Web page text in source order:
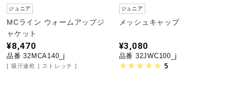
ジュニア
MCライン ウォームアップジ
ャケット
¥8,470
品番 32MCA140_j
吸汗速乾 ストレッチ
ジュニア
メッシュキャップ
¥3,080
品番 32JWC100_j
5